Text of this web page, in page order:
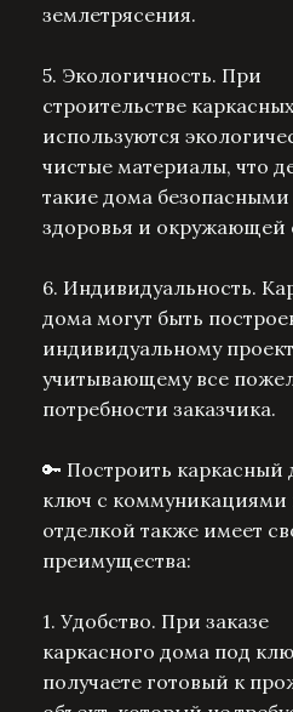
землетрясения.
5. Экологичность. При
строительстве
используются
чистые материалы, что
такие дома безопасными
здоровья и окружающей
6. Индивидуальность.
дома могут быть
индивидуальному
учитывающему все
потребности заказчика.
🔑 Построить каркасный
ключ с коммуникациями
отделкой также имеет
преимущества:
1. Удобство. При заказе
каркасного дома под
получаете готовый к